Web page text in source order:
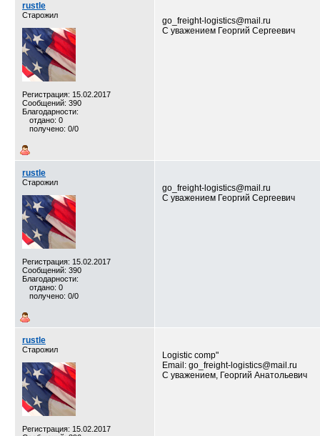
rustle
Старожил
Регистрация: 15.02.2017
Сообщений: 390
Благодарности:
отдано: 0
получено: 0/0
go_freight-logistics@mail.ru
С уважением Георгий Сергеевич
rustle
Старожил
Регистрация: 15.02.2017
Сообщений: 390
Благодарности:
отдано: 0
получено: 0/0
go_freight-logistics@mail.ru
С уважением Георгий Сергеевич
rustle
Старожил
Регистрация: 15.02.2017
Logistic comp"
Email: go_freight-logistics@mail.ru
С уважением, Георгий Анатольевич